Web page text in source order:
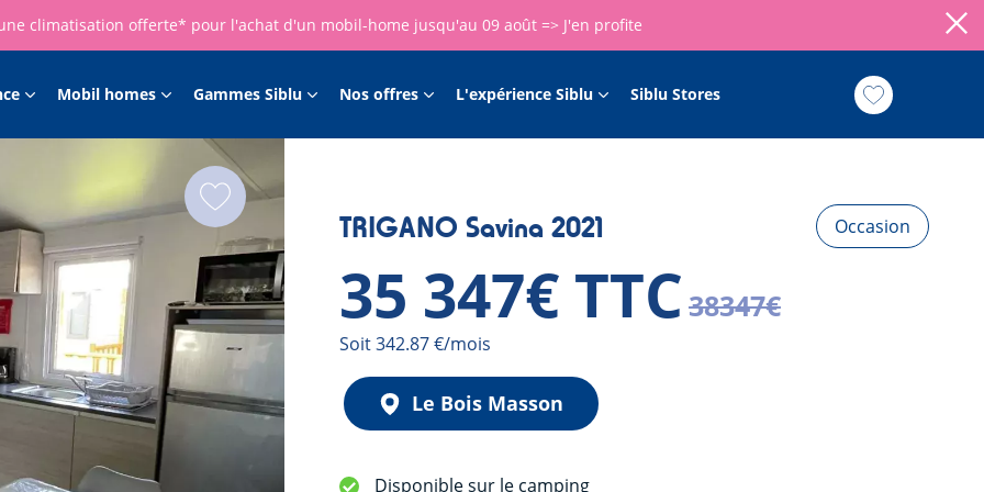
climatisation offerte* pour l'achat d'un mobil-home jusqu'au 09 août => J'en profite
Mobil homes Gammes Siblu Nos offres L'expérience Siblu Siblu Stores
Occasion
TRIGANO Savina 2021
35 347€ TTC 38347€
Mensualité
Soit 342.87 €/mois
Le Bois Masson
Disponible sur le camping